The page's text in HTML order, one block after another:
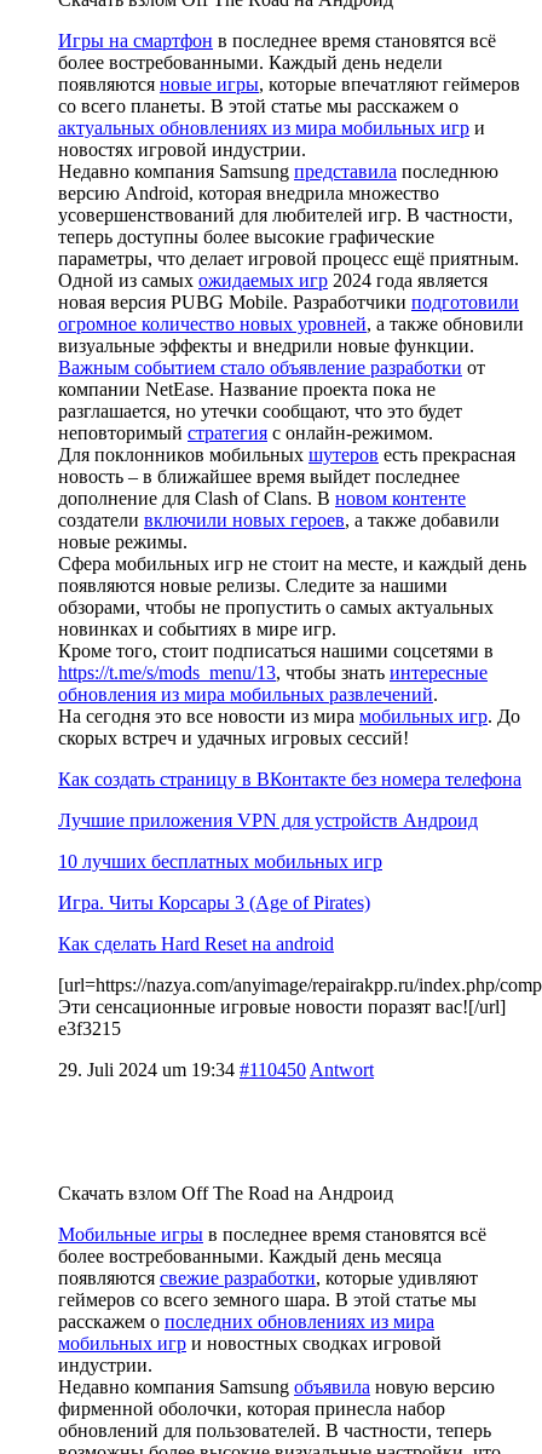
Игры на смартфон в последнее время становятся всё
более востребованными. Каждый день недели
появляются новые игры, которые впечатляют геймеров
со всего планеты. В этой статье мы расскажем о
актуальных обновлениях из мира мобильных игр и
новостях игровой индустрии.
Недавно компания Samsung представила последнюю
версию Android, которая внедрила множество
усовершенствований для любителей игр. В частности,
теперь доступны более высокие графические
параметры, что делает игровой процесс ещё приятным.
Одной из самых ожидаемых игр 2024 года является
новая версия PUBG Mobile. Разработчики подготовили
огромное количество новых уровней, а также обновили
визуальные эффекты и внедрили новые функции.
Важным событием стало объявление разработки от
компании NetEase. Название проекта пока не
разглашается, но утечки сообщают, что это будет
неповторимый стратегия с онлайн-режимом.
Для поклонников мобильных шутеров есть прекрасная
новость – в ближайшее время выйдет последнее
дополнение для Clash of Clans. В новом контенте
создатели включили новых героев, а также добавили
новые режимы.
Сфера мобильных игр не стоит на месте, и каждый день
появляются новые релизы. Следите за нашими
обзорами, чтобы не пропустить о самых актуальных
новинках и событиях в мире игр.
Кроме того, стоит подписаться нашими соцсетями в
https://t.me/s/mods_menu/13, чтобы знать интересные
обновления из мира мобильных развлечений.
На сегодня это все новости из мира мобильных игр. До
скорых встреч и удачных игровых сессий!
Как создать страницу в ВКонтакте без номера телефона
Лучшие приложения VPN для устройств Андроид
10 лучших бесплатных мобильных игр
Игра. Читы Корсары 3 (Age of Pirates)
Как сделать Hard Reset на android
[url=https://nazya.com/anyimage/repairakpp.ru/index.php/
Эти сенсационные игровые новости поразят вас![/url]
e3f3215
29. Juli 2024 um 19:34 #110450 Antwort
Скачать взлом Off The Road на Андроид
Мобильные игры в последнее время становятся всё
более востребованными. Каждый день месяца
появляются свежие разработки, которые удивляют
геймеров со всего земного шара. В этой статье мы
расскажем о последних обновлениях из мира
мобильных игр и новостных сводках игровой
индустрии.
Недавно компания Samsung объявила новую версию
фирменной оболочки, которая принесла набор
обновлений для пользователей. В частности, теперь